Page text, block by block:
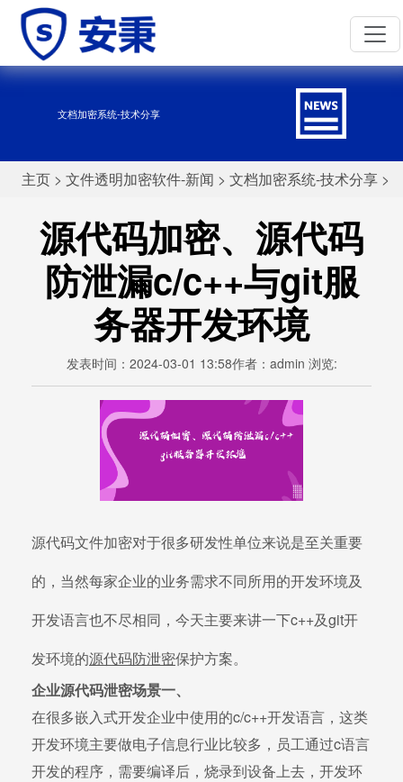
文档加密系统-技术分享
主页 > 文件透明加密软件-新闻 > 文档加密系统-技术分享 >
源代码加密、源代码
防泄漏c/c++与git服
务器开发环境
发表时间：2024-03-01 13:58作者：admin 浏览:
源代码文件加密对于很多研发性单位来说是至关重要
的，当然每家企业的业务需求不同所用的开发环境及
开发语言也不尽相同，今天主要来讲一下c++及git开
发环境的源代码防泄密保护方案。
企业源代码泄密场景一、
在很多嵌入式开发企业中使用的c/c++开发语言，这类
开发环境主要做电子信息行业比较多，员工通过c语言
开发的程序，需要编译后，烧录到设备上去，开发环